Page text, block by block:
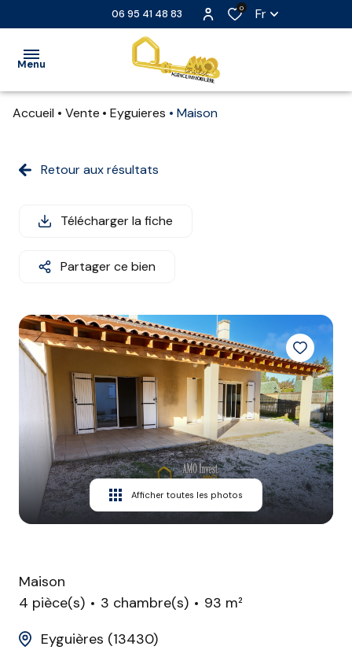
06 95 41 48 83 0 Fr
Menu
VENTE
LOCATION
NOS
PARTENAIRES
CONTACT
Accueil Vente Eyguieres Maison
Retour aux résultats
Télécharger la fiche
Partager ce bien
Afficher toutes les photos
Maison
4 pièce(s)
3 chambre(s)
93 m²
Eyguières (13430)